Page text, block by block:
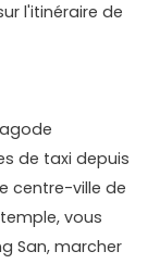
l'itinéraire de
de taxi depuis
centre-ville de
vous
San, marcher